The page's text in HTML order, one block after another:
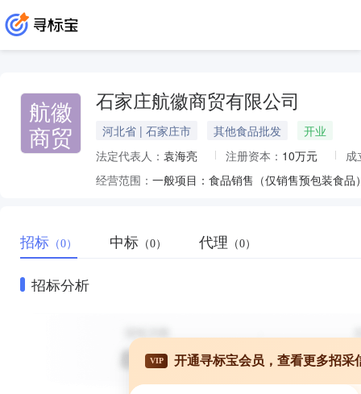
航徽
商贸
石家庄航徽商贸有限公司
河北省 | 石家庄市 其他食品批发
开业
法定代表人： 袁海亮 注册资本： 10万元
成
经营范围：
招标 （0） 中标 （0） 代理 （0）
招标分析
VIP 开通寻标宝会员，查看更多招采